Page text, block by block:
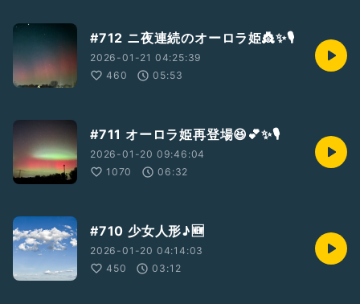
#712 ニ夜連続のオーロラ姫👸✨🎙️
2026-01-21 04:25:39
460
05:53
#711 オーロラ姫再登場😆💕✨🎙️
2026-01-20 09:46:04
1070
06:32
#710 少女人形♪🆕
2026-01-20 04:14:03
450
03:12